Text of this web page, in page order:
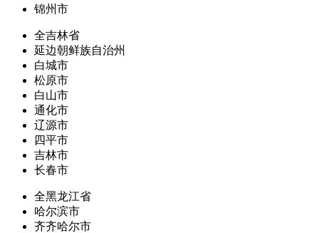
锦州市
全吉林省
延边朝鲜族自治州
白城市
松原市
白山市
通化市
辽源市
四平市
吉林市
长春市
全黑龙江省
哈尔滨市
齐齐哈尔市